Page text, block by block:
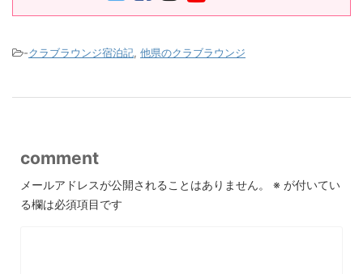
-クラブラウンジ宿泊記, 他県のクラブラウンジ
comment
メールアドレスが公開されることはありません。 ※ が付いてい
る欄は必須項目です